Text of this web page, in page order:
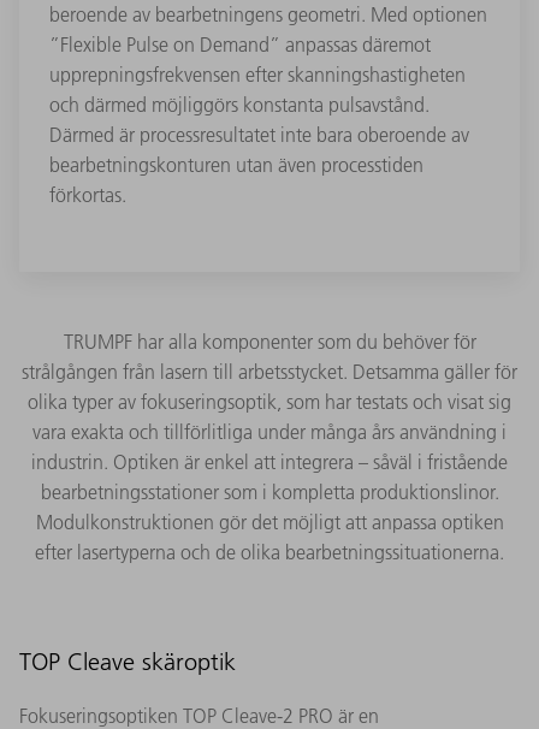
beroende av bearbetningens geometri. Med optionen
”Flexible Pulse on Demand” anpassas däremot
upprepningsfrekvensen efter skanningshastigheten
och därmed möjliggörs konstanta pulsavstånd.
Därmed är processresultatet inte bara oberoende av
bearbetningskonturen utan även processtiden
förkortas.
TRUMPF har alla komponenter som du behöver för
strålgången från lasern till arbetsstycket. Detsamma gäller för
olika typer av fokuseringsoptik, som har testats och visat sig
vara exakta och tillförlitliga under många års användning i
industrin. Optiken är enkel att integrera – såväl i fristående
bearbetningsstationer som i kompletta produktionslinor.
Modulkonstruktionen gör det möjligt att anpassa optiken
efter lasertyperna och de olika bearbetningssituationerna.
TOP Cleave skäroptik
Fokuseringsoptiken TOP Cleave-2 PRO är en